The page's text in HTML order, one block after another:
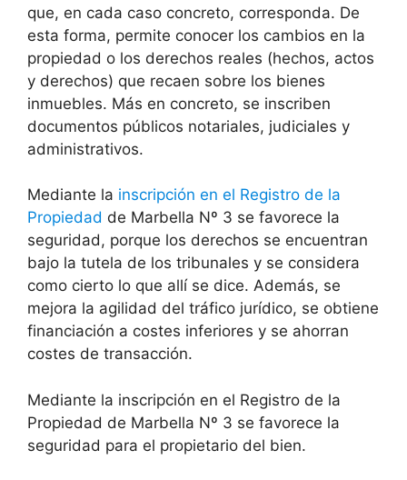
que, en cada caso concreto, corresponda. De
esta forma, permite conocer los cambios en la
propiedad o los derechos reales (hechos, actos
y derechos) que recaen sobre los bienes
inmuebles. Más en concreto, se inscriben
documentos públicos notariales, judiciales y
administrativos.
Mediante la inscripción en el Registro de la
Propiedad de Marbella Nº 3 se favorece la
seguridad, porque los derechos se encuentran
bajo la tutela de los tribunales y se considera
como cierto lo que allí se dice. Además, se
mejora la agilidad del tráfico jurídico, se obtiene
financiación a costes inferiores y se ahorran
costes de transacción.
Mediante la inscripción en el Registro de la
Propiedad de Marbella Nº 3 se favorece la
seguridad para el propietario del bien.